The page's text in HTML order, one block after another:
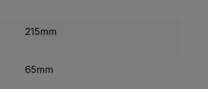
215mm
65mm